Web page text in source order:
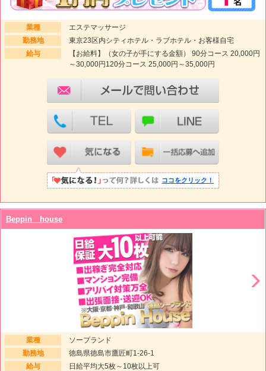
業種
エステマッサージ
勤務地
東京23区内シティホテル・ラブホテル・お客様自宅
給与
【お給料】（女の子が手にする金額） 90分コース 20,000円
～30,000円120分コース 25,000円～35,000円
ココをクリック！
Beppin house
業種
ソープランド
勤務地
徳島県徳島市鷹匠町1-26-1
給与
日給平均大5枚～10枚以上可